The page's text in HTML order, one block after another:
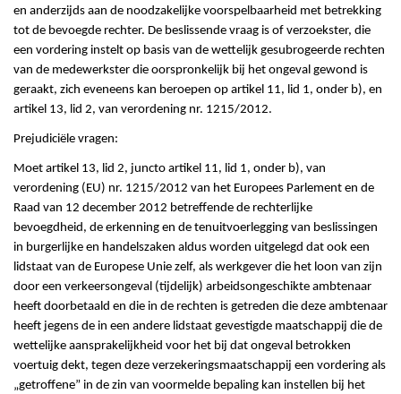
en anderzijds aan de noodzakelijke voorspelbaarheid met betrekking
tot de bevoegde rechter. De beslissende vraag is of verzoekster, die
een vordering instelt op basis van de wettelijk gesubrogeerde rechten
van de medewerkster die oorspronkelijk bij het ongeval gewond is
geraakt, zich eveneens kan beroepen op artikel 11, lid 1, onder b), en
artikel 13, lid 2, van verordening nr. 1215/2012.
Prejudiciële vragen:
Moet artikel 13, lid 2, juncto artikel 11, lid 1, onder b), van
verordening (EU) nr. 1215/2012 van het Europees Parlement en de
Raad van 12 december 2012 betreffende de rechterlijke
bevoegdheid, de erkenning en de tenuitvoerlegging van beslissingen
in burgerlijke en handelszaken aldus worden uitgelegd dat ook een
lidstaat van de Europese Unie zelf, als werkgever die het loon van zijn
door een verkeersongeval (tijdelijk) arbeidsongeschikte ambtenaar
heeft doorbetaald en die in de rechten is getreden die deze ambtenaar
heeft jegens de in een andere lidstaat gevestigde maatschappij die de
wettelijke aansprakelijkheid voor het bij dat ongeval betrokken
voertuig dekt, tegen deze verzekeringsmaatschappij een vordering als
„getroffene” in de zin van voormelde bepaling kan instellen bij het